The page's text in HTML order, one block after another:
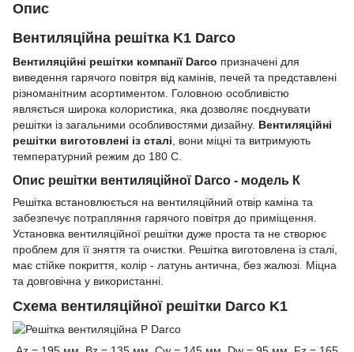
Опис
Вентиляційна решітка K1 Darco
Вентиляційні решітки компанії Darco призначені для
виведення гарячого повітря від камінів, печей та представлені
різноманітним асортиментом. Головною особливістю
являється широка колористика, яка дозволяє поєднувати
решітки із загальними особливостями дизайну. Вентиляційні
решітки виготовлені із сталі , вони міцні та витримують
температурний режим до 180 С.
Опис решітки вентиляційної Darco - модель К
Решітка встановлюється на вентиляційний отвір каміна та
забезпечує потрапляння гарячого повітря до приміщення.
Установка вентиляційної решітки дуже проста та не створює
проблем для її зняття та очистки. Решітка виготовлена із сталі,
має стійке покриття, колір - латунь антична, без жалюзі. Міцна
та довговічна у використанні.
Схема вентиляційної решітки Darco K1